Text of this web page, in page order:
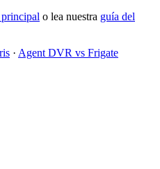
o lea nuestra guía del
· Agent DVR vs Frigate